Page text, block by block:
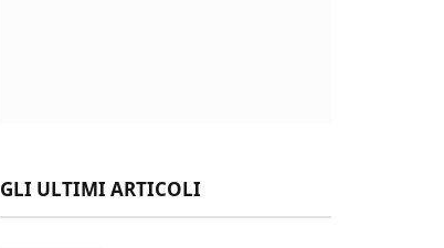
GLI ULTIMI ARTICOLI